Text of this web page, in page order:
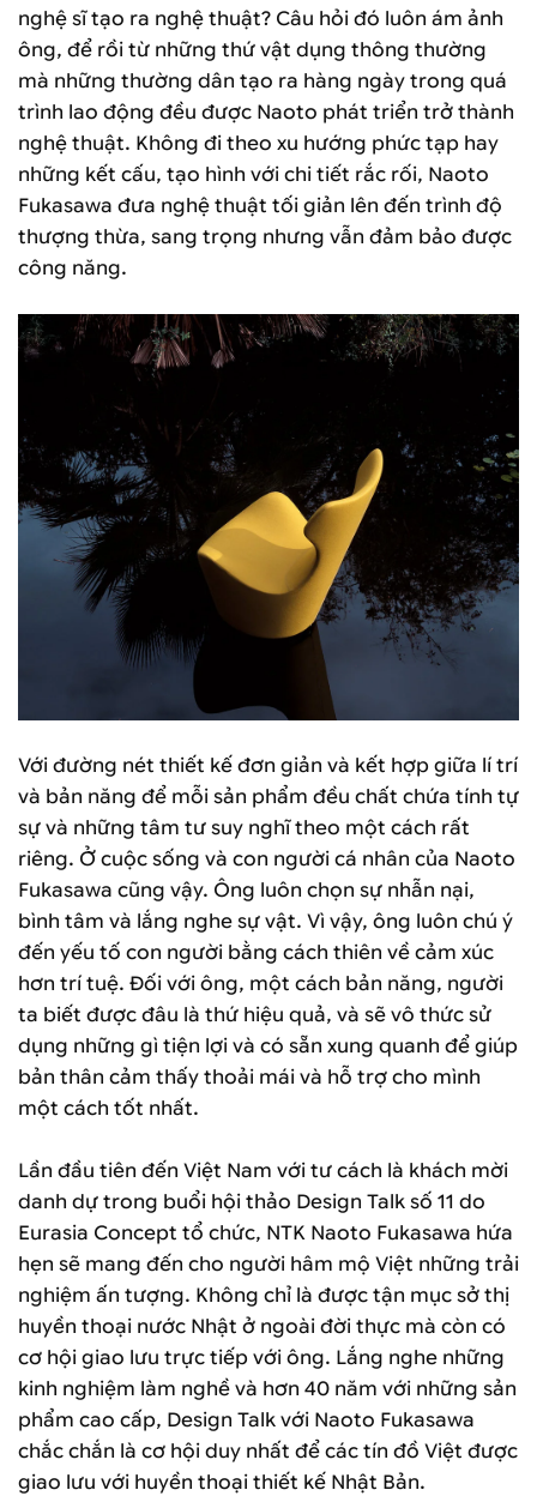
nghệ sĩ tạo ra nghệ thuật? Câu hỏi đó luôn ám ảnh
ông, để rồi từ những thứ vật dụng thông thường
mà những thường dân tạo ra hàng ngày trong quá
trình lao động đều được Naoto phát triển trở thành
nghệ thuật. Không đi theo xu hướng phức tạp hay
những kết cấu, tạo hình với chi tiết rắc rối, Naoto
Fukasawa đưa nghệ thuật tối giản lên đến trình độ
thượng thừa, sang trọng nhưng vẫn đảm bảo được
công năng.
Với đường nét thiết kế đơn giản và kết hợp giữa lí trí
và bản năng để mỗi sản phẩm đều chất chứa tính tự
sự và những tâm tư suy nghĩ theo một cách rất
riêng. Ở cuộc sống và con người cá nhân của Naoto
Fukasawa cũng vậy. Ông luôn chọn sự nhẫn nại,
bình tâm và lắng nghe sự vật. Vì vậy, ông luôn chú ý
đến yếu tố con người bằng cách thiên về cảm xúc
hơn trí tuệ. Đối với ông, một cách bản năng, người
ta biết được đâu là thứ hiệu quả, và sẽ vô thức sử
dụng những gì tiện lợi và có sẵn xung quanh để giúp
bản thân cảm thấy thoải mái và hỗ trợ cho mình
một cách tốt nhất.
Lần đầu tiên đến Việt Nam với tư cách là khách mời
danh dự trong buổi hội thảo Design Talk số 11 do
Eurasia Concept tổ chức, NTK Naoto Fukasawa hứa
hẹn sẽ mang đến cho người hâm mộ Việt những trải
nghiệm ấn tượng. Không chỉ là được tận mục sở thị
huyền thoại nước Nhật ở ngoài đời thực mà còn có
cơ hội giao lưu trực tiếp với ông. Lắng nghe những
kinh nghiệm làm nghề và hơn 40 năm với những sản
phẩm cao cấp, Design Talk với Naoto Fukasawa
chắc chắn là cơ hội duy nhất để các tín đồ Việt được
giao lưu với huyền thoại thiết kế Nhật Bản.